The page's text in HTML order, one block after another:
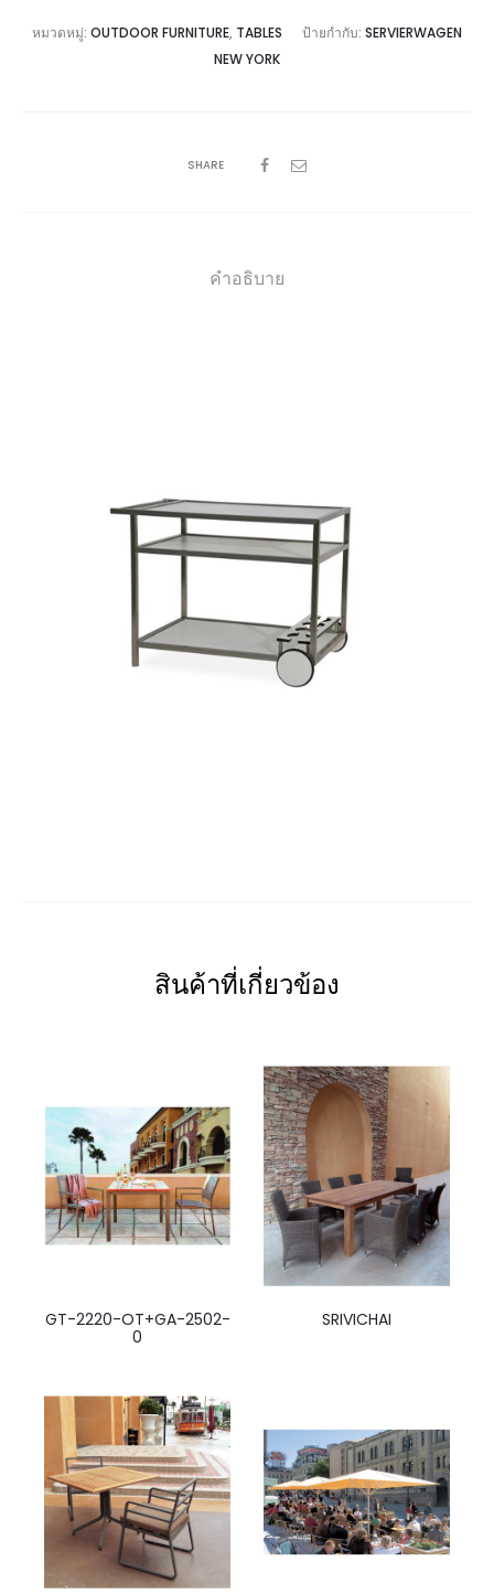
หมวดหมู่: OUTDOOR FURNITURE, TABLES ป้ายกำกับ: SERVIERWAGEN
NEW YORK
SHARE
คำอธิบาย
สินค้าที่เกี่ยวข้อง
GT-2220-OT+GA-2502-
0
SRIVICHAI